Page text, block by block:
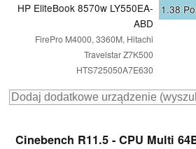
HP EliteBook 8570w LY550EA-
ABD
FirePro M4000, 3360M, Hitachi
Travelstar Z7K500
HTS725050A7E630
1.38
Cinebench R11.5 - CPU Multi